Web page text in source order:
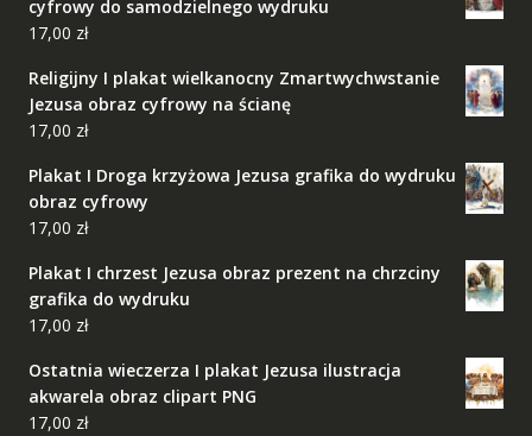
cyfrowy do samodzielnego wydruku
17,00 zł
Religijny I plakat wielkanocny Zmartwychwstanie
Jezusa obraz cyfrowy na ścianę
17,00 zł
Plakat I Droga krzyżowa Jezusa grafika do wydruku
obraz cyfrowy
17,00 zł
Plakat I chrzest Jezusa obraz prezent na chrzciny
grafika do wydruku
17,00 zł
Ostatnia wieczerza I plakat Jezusa ilustracja
akwarela obraz clipart PNG
17,00 zł